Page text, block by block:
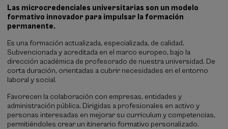
Las microcredenciales universitarias son un modelo
formativo innovador para impulsar la formación
permanente.
Es una formación actualizada, especializada, de calidad.
Subvencionada y acreditada en el marco europeo, bajo la
dirección académica de profesorado de nuestra universidad. De
corta duración, orientadas a cubrir necesidades en el entorno
laboral y social.
Favorecen la colaboración con empresas, entidades y
administración pública. Dirigidas a profesionales en activo y
personas interesadas en mejorar su curriculum y competencias,
permitiéndoles crear un itinerario formativo personalizado.